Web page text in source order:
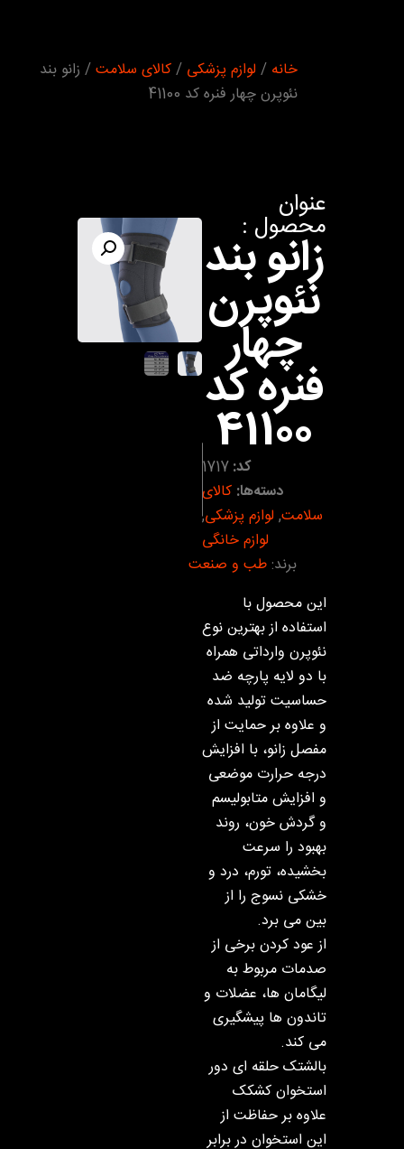
خانه /لوازم پزشکی /کالای سلامت/ زانو بند
نئوپرن چهار فنره کد 41100
عنوان
محصول :
زانو بند
نئوپرن
چهار
فنره کد
41100
کد:1717
دسته‌ها: کالای
سلامت,لوازم پزشکی,
لوازم خانگی
برند: طب و صنعت
این محصول با
استفاده از بهترین نوع
نئوپرن وارداتی همراه
با دو لایه پارچه ضد
حساسیت تولید شده
و علاوه بر حمایت از
مفصل زانو، با افزایش
درجه حرارت موضعی
و افزایش متابولیسم
و گردش خون، روند
بهبود را سرعت
بخشیده، تورم، درد و
خشکی نسوج را از
بین می برد.
از عود کردن برخی از
صدمات مربوط به
لیگامان ها، عضلات و
تاندون ها پیشگیری
می کند.
بالشتک حلقه ای دور
استخوان کشکک
علاوه بر حفاظت از
این استخوان در برابر